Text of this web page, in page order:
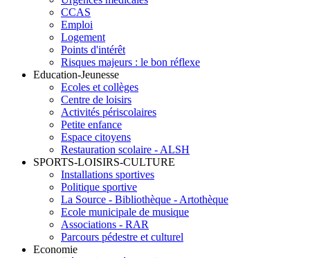
CCAS
Emploi
Logement
Points d'intérêt
Risques majeurs : le bon réflexe
Education-Jeunesse
Ecoles et collèges
Centre de loisirs
Activités périscolaires
Petite enfance
Espace citoyens
Restauration scolaire - ALSH
SPORTS-LOISIRS-CULTURE
Installations sportives
Politique sportive
La Source - Bibliothèque - Artothèque
Ecole municipale de musique
Associations - RAR
Parcours pédestre et culturel
Economie